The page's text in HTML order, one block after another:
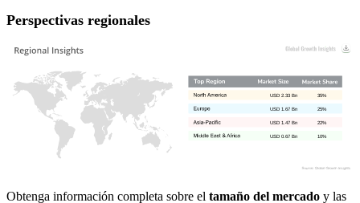
Perspectivas regionales
10%
USD 0.67 Bn
22%
USD 1.47 Bn
25%
USD 1.67 Bn
35%
USD 2.33 Bn
Obtenga información completa sobre el tamaño del mercado y las